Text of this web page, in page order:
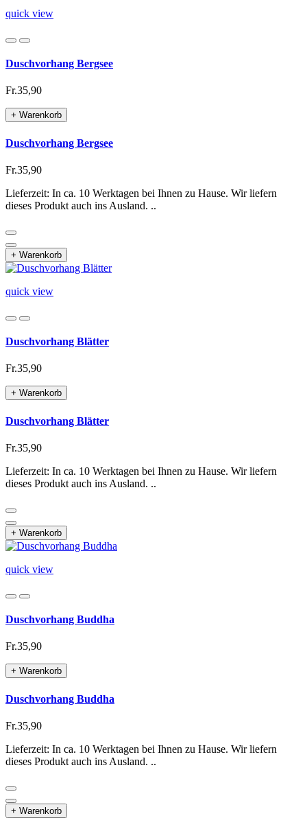
quick view
Duschvorhang Bergsee
Fr.35,90
+ Warenkorb
Duschvorhang Bergsee
Fr.35,90
Lieferzeit: In ca. 10 Werktagen bei Ihnen zu Hause. Wir liefern
dieses Produkt auch ins Ausland. ..
+ Warenkorb
quick view
Duschvorhang Blätter
Fr.35,90
+ Warenkorb
Duschvorhang Blätter
Fr.35,90
Lieferzeit: In ca. 10 Werktagen bei Ihnen zu Hause. Wir liefern
dieses Produkt auch ins Ausland. ..
+ Warenkorb
quick view
Duschvorhang Buddha
Fr.35,90
+ Warenkorb
Duschvorhang Buddha
Fr.35,90
Lieferzeit: In ca. 10 Werktagen bei Ihnen zu Hause. Wir liefern
dieses Produkt auch ins Ausland. ..
+ Warenkorb